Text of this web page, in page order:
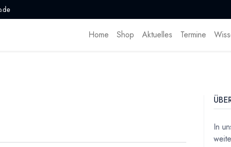
Home Shop Aktuelles Termine
In